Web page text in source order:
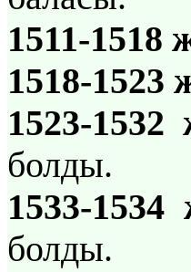
1511-1518
1518-1523
1523-
болды.
1533-
болды.